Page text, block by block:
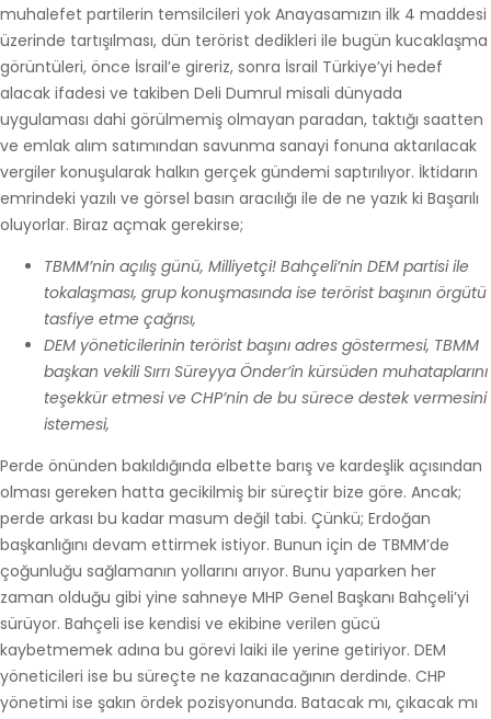
muhalefet partilerin temsilcileri yok Anayasamızın ilk 4 maddesi
üzerinde tartışılması, dün terörist dedikleri ile bugün kucaklaşma
görüntüleri, önce İsrail’e gireriz, sonra İsrail Türkiye’yi hedef
alacak ifadesi ve takiben Deli Dumrul misali dünyada
uygulaması dahi görülmemiş olmayan paradan, taktığı saatten
ve emlak alım satımından savunma sanayi fonuna aktarılacak
vergiler konuşularak halkın gerçek gündemi saptırılıyor. İktidarın
emrindeki yazılı ve görsel basın aracılığı ile de ne yazık ki Başarılı
oluyorlar. Biraz açmak gerekirse;
TBMM’nin açılış günü, Milliyetçi! Bahçeli’nin DEM partisi ile
tokalaşması, grup konuşmasında ise terörist başının örgütü
tasfiye etme çağrısı,
DEM yöneticilerinin terörist başını adres göstermesi, TBMM
başkan vekili Sırrı Süreyya Önder’in kürsüden muhataplarını
teşekkür etmesi ve CHP’nin de bu sürece destek vermesini
istemesi,
Perde önünden bakıldığında elbette barış ve kardeşlik açısından
olması gereken hatta gecikilmiş bir süreçtir bize göre. Ancak;
perde arkası bu kadar masum değil tabi. Çünkü; Erdoğan
başkanlığını devam ettirmek istiyor. Bunun için de TBMM’de
çoğunluğu sağlamanın yollarını arıyor. Bunu yaparken her
zaman olduğu gibi yine sahneye MHP Genel Başkanı Bahçeli’yi
sürüyor. Bahçeli ise kendisi ve ekibine verilen gücü
kaybetmemek adına bu görevi laiki ile yerine getiriyor. DEM
yöneticileri ise bu süreçte ne kazanacağının derdinde. CHP
yönetimi ise şakın ördek pozisyonunda. Batacak mı, çıkacak mı